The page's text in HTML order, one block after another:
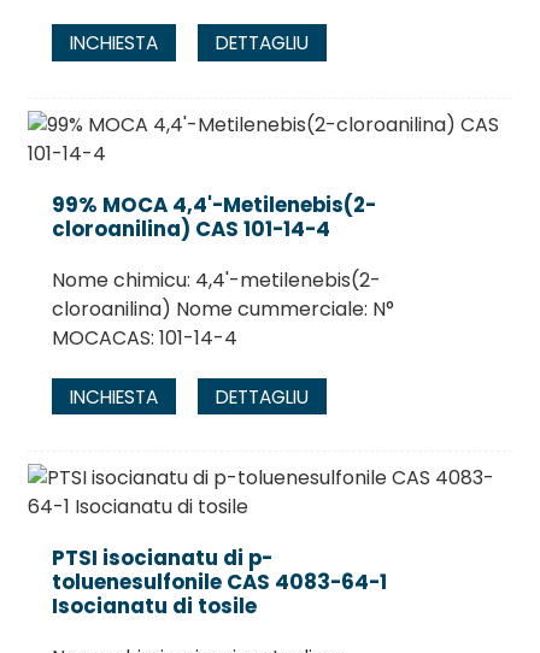
INCHIESTA DETTAGLIU
99% MOCA 4,4'-Metilenebis(2-
cloroanilina) CAS 101-14-4
Nome chimicu: 4,4'-metilenebis(2-
cloroanilina) Nome cummerciale: N°
MOCACAS: 101-14-4
INCHIESTA DETTAGLIU
PTSI isocianatu di p-
toluenesulfonile CAS 4083-64-1
Isocianatu di tosile